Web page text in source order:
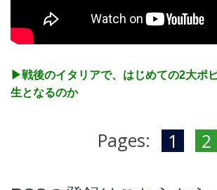
▶︎戦後のイタリアで、はじめての2大ポ
生となるのか
Pages: 1 2